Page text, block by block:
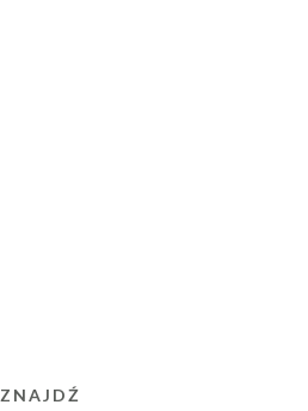
ZNAJDŹ